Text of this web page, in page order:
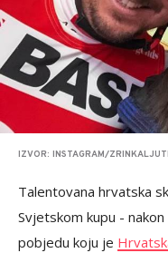
IZVOR: INSTAGRAM/
Talentovana hrvatska
Svjetskom kupu -
pobjedu koju je